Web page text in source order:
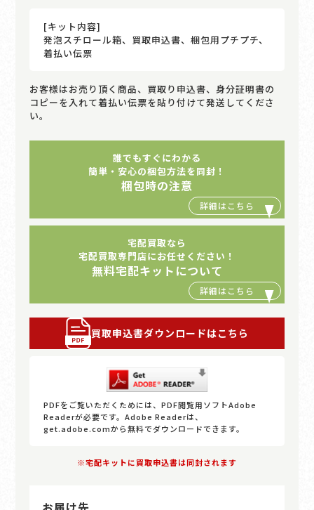
[キット内容]
発泡スチロール箱、買取申込書、梱包用プチプチ、
着払い伝票
お客様はお売り頂く商品、買取り申込書、身分証明書の
コピーを入れて着払い伝票を貼り付けて発送してくださ
い。
誰でもすぐにわかる
簡単・安心の梱包方法を同封！
梱包時の注意
宅配買取なら
宅配買取専門店にお任せください！
無料宅配キットについて
買取申込書ダウンロードはこちら
PDFをご覧いただくためには、PDF閲覧用ソフトAdobe
Readerが必要です。Adobe Readerは、
get.adobe.comから無料でダウンロードできます。
※宅配キットに買取申込書は同封されます